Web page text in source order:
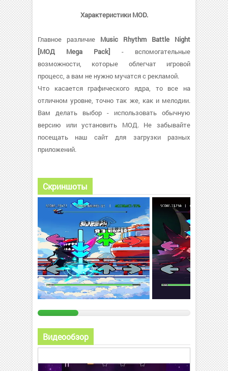
Характеристики MOD.
Главное различие Music Rhythm Battle Night
[МОД Mega Pack] - вспомогательные
возможности, которые облегчат игровой
процесс, а вам не нужно мучатся с рекламой.
Что касается графического ядра, то все на
отличном уровне, точно так же, как и мелодии.
Вам делать выбор - использовать обычную
версию или установить МОД. Не забывайте
посещать наш сайт для загрузки разных
приложений.
Скриншоты
Видеообзор